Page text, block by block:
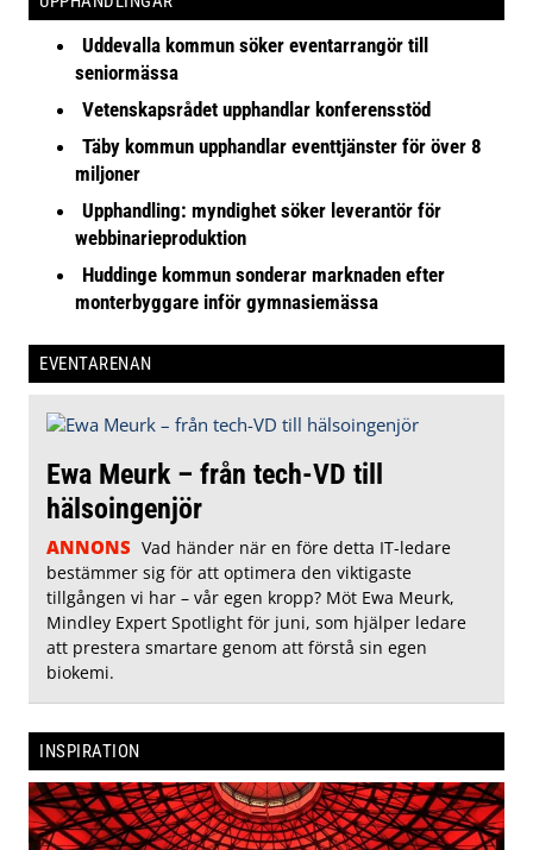
Uddevalla kommun söker eventarrangör till
seniormässa
Vetenskapsrådet upphandlar konferensstöd
Täby kommun upphandlar eventtjänster för över 8
miljoner
Upphandling: myndighet söker leverantör för
webbinarieproduktion
Huddinge kommun sonderar marknaden efter
monterbyggare inför gymnasiemässa
EVENTARENAN
Ewa Meurk – från tech-VD till
hälsoingenjör
ANNONS Vad händer när en före detta IT-ledare
bestämmer sig för att optimera den viktigaste
tillgången vi har – vår egen kropp? Möt Ewa Meurk,
Mindley Expert Spotlight för juni, som hjälper ledare
att prestera smartare genom att förstå sin egen
biokemi.
INSPIRATION